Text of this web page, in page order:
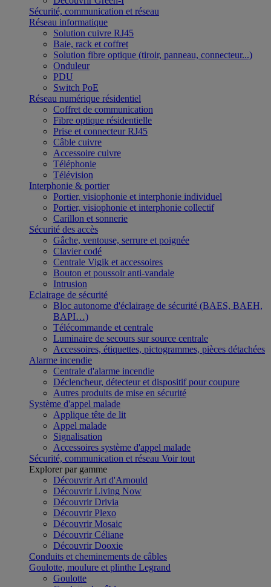
Sécurité, communication et réseau
Réseau informatique
Solution cuivre RJ45
Baie, rack et coffret
Solution fibre optique (tiroir, panneau, connecteur...)
Onduleur
PDU
Switch PoE
Réseau numérique résidentiel
Coffret de communication
Fibre optique résidentielle
Prise et connecteur RJ45
Câble cuivre
Accessoire cuivre
Téléphonie
Télévision
Interphonie & portier
Portier, visiophonie et interphonie individuel
Portier, visiophonie et interphonie collectif
Carillon et sonnerie
Sécurité des accès
Gâche, ventouse, serrure et poignée
Clavier codé
Centrale Vigik et accessoires
Bouton et poussoir anti-vandale
Intrusion
Eclairage de sécurité
Bloc autonome d'éclairage de sécurité (BAES, BAEH,
BAPI…)
Télécommande et centrale
Luminaire de secours sur source centrale
Accessoires, étiquettes, pictogrammes, pièces détachées
Alarme incendie
Centrale d'alarme incendie
Déclencheur, détecteur et dispositif pour coupure
Autres produits de mise en sécurité
Système d'appel malade
Applique tête de lit
Appel malade
Signalisation
Accessoires système d'appel malade
Sécurité, communication et réseau Voir tout
Explorer par gamme
Découvrir Art d'Arnould
Découvrir Living Now
Découvrir Drivia
Découvrir Plexo
Découvrir Mosaic
Découvrir Céliane
Découvrir Dooxie
Conduits et cheminements de câbles
Goulotte, moulure et plinthe Legrand
Goulotte